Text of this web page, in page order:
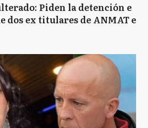
Piden la detención e
dos ex titulares de ANMAT e